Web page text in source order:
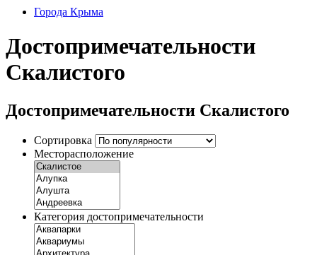
Города Крыма
Достопримечательности
Скалистого
Достопримечательности Скалистого
Сортировка
Месторасположение
Категория достопримечательности